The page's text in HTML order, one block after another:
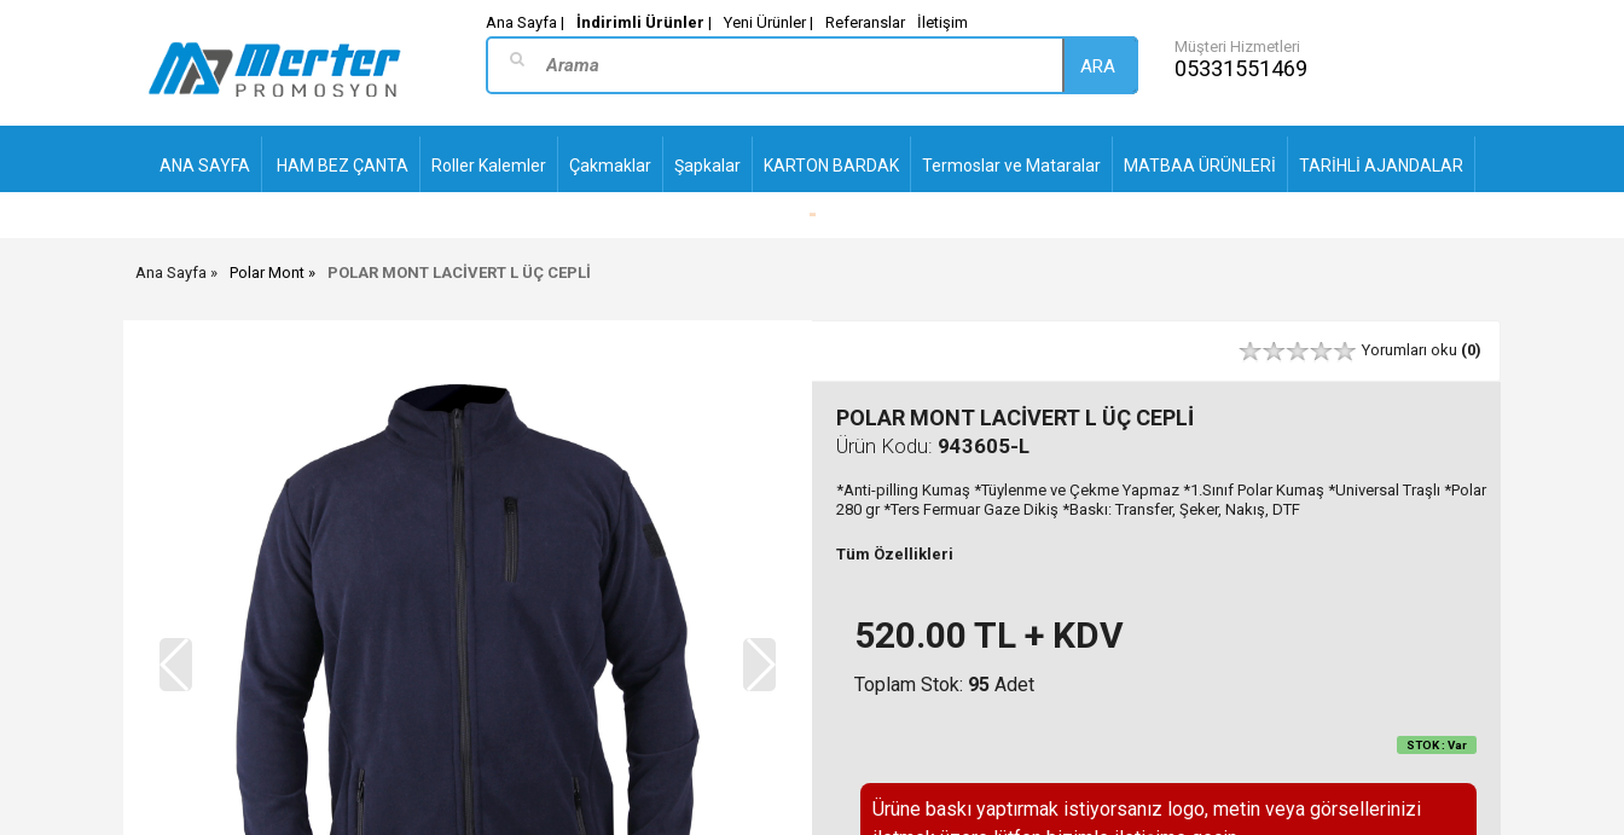
Ana Sayfa | İndirimli Ürünler | Yeni Ürünler | Referanslar İletişim
ARA
Müşteri Hizmetleri
05331551469
ANA SAYFA HAM BEZ ÇANTA Roller Kalemler Çakmaklar Şapkalar KARTON BARDAK Termoslar ve Mataralar MATBAA ÜRÜNLERİ TARİHLİ AJANDALAR
PLASTİK TÜKENMEZ
M_
Ana Sayfa Polar Mont POLAR MONT LACİVERT L ÜÇ CEPLİ
Yorumları oku (0)
POLAR MONT LACİVERT L ÜÇ CEPLİ
Ürün Kodu: 943605-L
*Anti-pilling Kumaş *Tüylenme ve Çekme Yapmaz *1.Sınıf Polar Kumaş *Universal Traşlı *Polar
280 gr *Ters Fermuar Gaze Dikiş *Baskı: Transfer, Şeker, Nakış, DTF
Tüm Özellikleri
520.00 TL + KDV
Toplam Stok: 95 Adet
STOK : Var
Ürüne baskı yaptırmak istiyorsanız logo, metin veya görsellerinizi